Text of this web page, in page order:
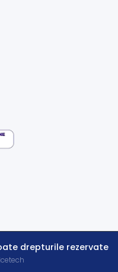
drepturile rezervate